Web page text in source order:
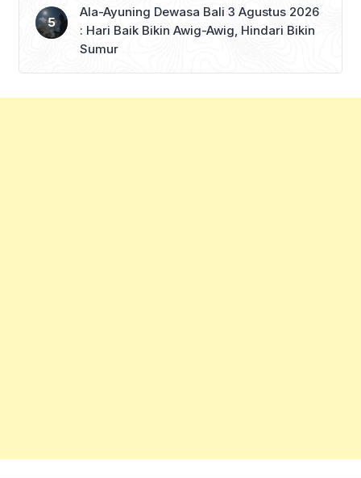
Ala-Ayuning Dewasa Bali 3 Agustus 2026
: Hari Baik Bikin Awig-Awig, Hindari Bikin
Sumur